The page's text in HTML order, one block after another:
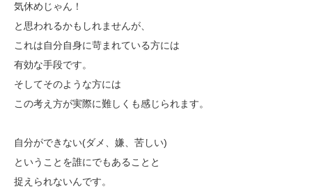
気休めじゃん！
と思われるかもしれませんが、
これは自分自身に苛まれている方には
有効な手段です。
そしてそのような方には
この考え方が実際に難しくも感じられます。
自分ができない(ダメ、嫌、苦しい)
ということを誰にでもあることと
捉えられないんです。